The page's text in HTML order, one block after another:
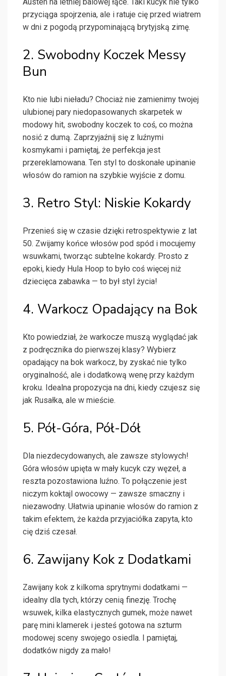
przyciąga spojrzenia, ale i ratuje cię przed wiatrem
w dni z pogodą przypominającą brytyjską zimę.
2. Swobodny Koczek Messy
Bun
Kto nie lubi nieładu? Chociaż nie zamienimy twojej
ulubionej pary niedopasowanych skarpetek w
modowy hit, swobodny koczek to coś, co można
nosić z dumą. Zaprzyjaźnij się z luźnymi
kosmykami i pamiętaj, że perfekcja jest
przereklamowana. Ten styl to doskonałe upinanie
włosów do ramion na szybkie wyjście z domu.
3. Retro Styl: Niskie Kokardy
Przenieś się w czasie dzięki retrospektywie z lat
50. Zwijamy końce włosów pod spód i mocujemy
wsuwkami, tworząc subtelne kokardy. Prosto z
epoki, kiedy Hula Hoop to było coś więcej niż
dziecięca zabawka — to był styl życia!
4. Warkocz Opadający na Bok
Kto powiedział, że warkocze muszą wyglądać jak
z podręcznika do pierwszej klasy? Wybierz
opadający na bok warkocz, by zyskać nie tylko
oryginalność, ale i dodatkową wenę przy każdym
kroku. Idealna propozycja na dni, kiedy czujesz się
jak Rusałka, ale w mieście.
5. Pół-Góra, Pół-Dół
Dla niezdecydowanych, ale zawsze stylowych!
Góra włosów upięta w mały kucyk czy węzeł, a
reszta pozostawiona luźno. To połączenie jest
niczym koktajl owocowy — zawsze smaczny i
niezawodny. Ułatwia upinanie włosów do ramion z
takim efektem, że każda przyjaciółka zapyta, kto
cię dziś czesał.
6. Zawijany Kok z Dodatkami
Zawijany kok z kilkoma sprytnymi dodatkami —
idealny dla tych, którzy cenią finezję. Trochę
wsuwek, kilka elastycznych gumek, może nawet
parę mini klamerek i jesteś gotowa na szturm
modowej sceny swojego osiedla. I pamiętaj,
dodatków nigdy za mało!